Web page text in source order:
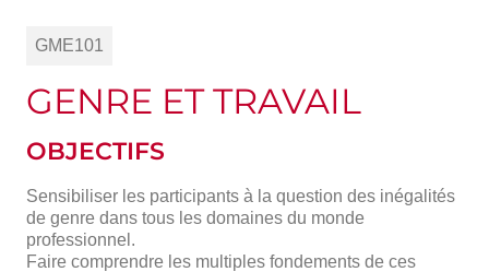
GME101
GENRE ET TRAVAIL
OBJECTIFS
Sensibiliser les participants à la question des inégalités
de genre dans tous les domaines du monde
professionnel.
Faire comprendre les multiples fondements de ces